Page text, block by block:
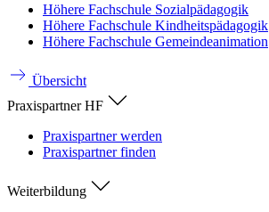
Höhere Fachschule Sozialpädagogik
Höhere Fachschule Kindheitspädagogik
Höhere Fachschule Gemeindeanimation
Übersicht
Praxispartner HF
Praxispartner werden
Praxispartner finden
Weiterbildung